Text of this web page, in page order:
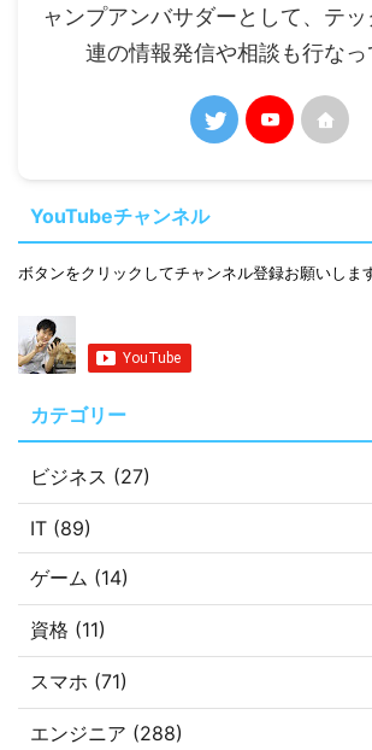
ャンプアンバサダーとして、テ
連の情報発信や相談も行なっ
YouTubeチャンネル
ボタンをクリックしてチャンネル登録お願いしま
カテゴリー
ビジネス (27)
IT (89)
ゲーム (14)
資格 (11)
スマホ (71)
エンジニア (288)